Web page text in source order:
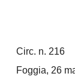
Foggia, 26